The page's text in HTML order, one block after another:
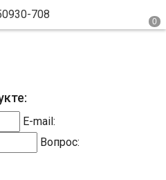
E-mail:
Вопрос: